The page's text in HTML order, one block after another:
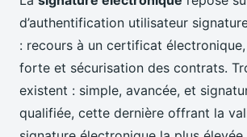
d’authentification utilisateur
: recours à un certificat
forte et sécurisation des contrats.
existent : simple, avancée, et
qualifiée, cette dernière offrant la